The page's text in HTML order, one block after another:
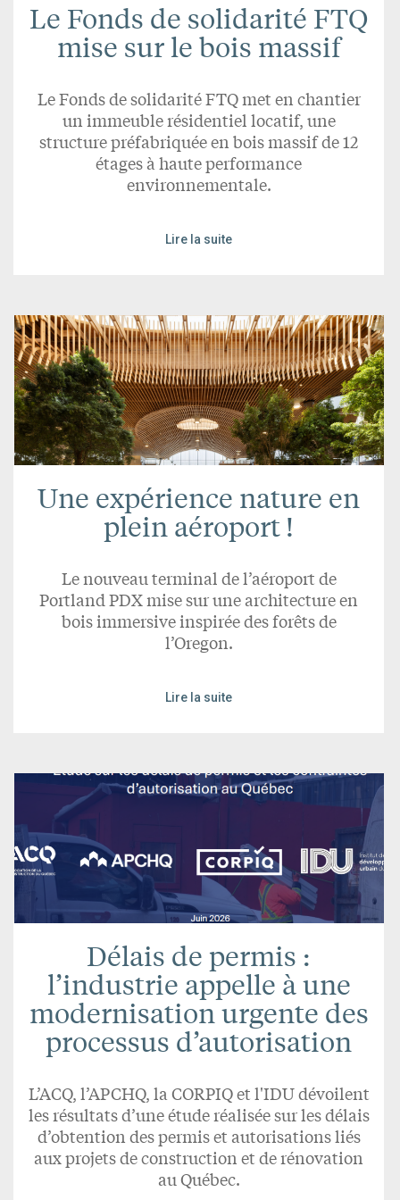
Le Fonds de solidarité FTQ
mise sur le bois massif
Le Fonds de solidarité FTQ met en chantier
un immeuble résidentiel locatif, une
structure préfabriquée en bois massif de 12
étages à haute performance
environnementale.
Lire la suite
Une expérience nature en
plein aéroport !
Le nouveau terminal de l’aéroport de
Portland PDX mise sur une architecture en
bois immersive inspirée des forêts de
l’Oregon.
Lire la suite
Délais de permis :
l’industrie appelle à une
modernisation urgente des
processus d’autorisation
L’ACQ, l’APCHQ, la CORPIQ et l'IDU dévoilent
les résultats d’une étude réalisée sur les délais
d’obtention des permis et autorisations liés
aux projets de construction et de rénovation
au Québec.